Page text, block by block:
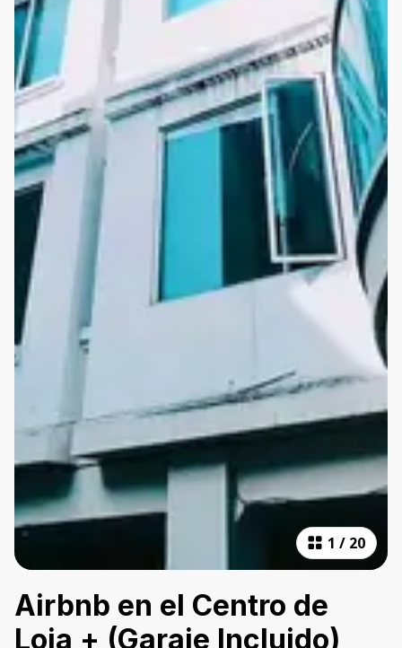
1 / 20
Airbnb en el Centro de
Loja + (Garaje Incluido)